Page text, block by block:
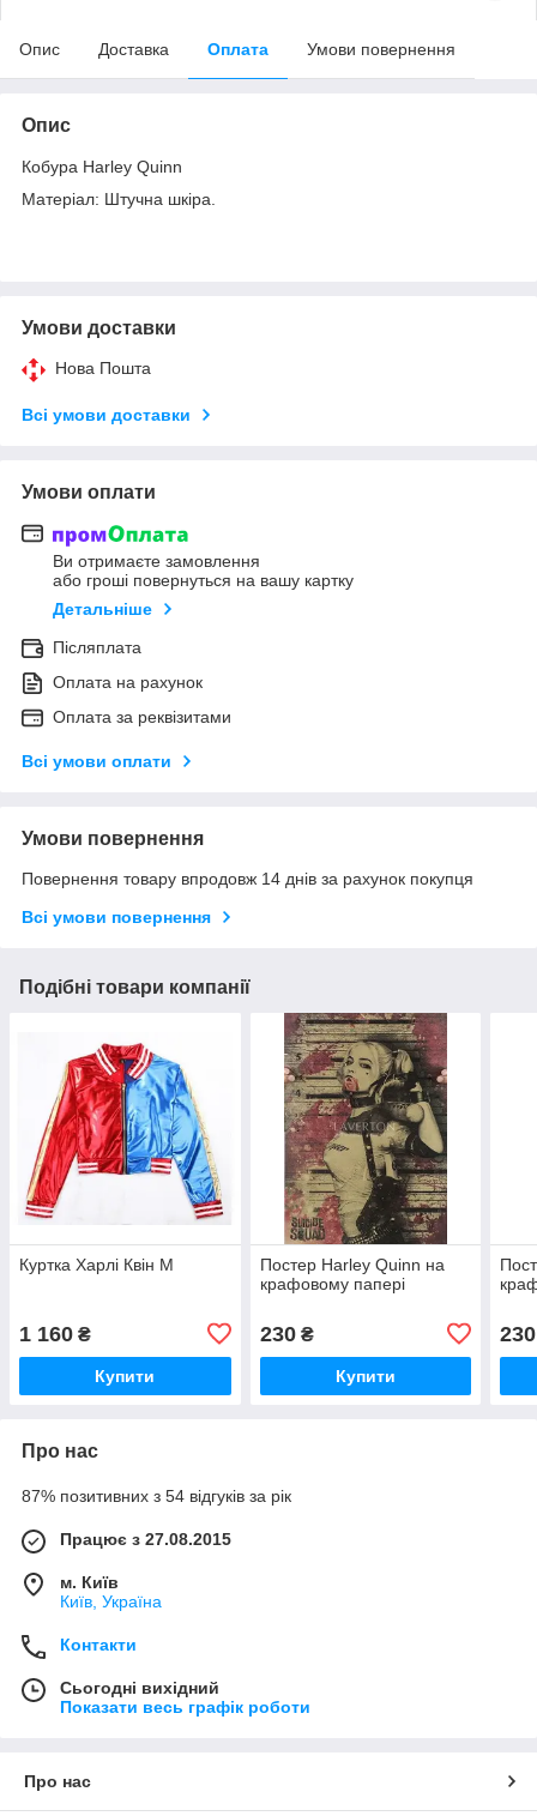
Опис Доставка Оплата Умови повернення
Опис
Кобура Harley Quinn
Матеріал: Штучна шкіра.
Умови доставки
Нова Пошта
Всі умови доставки
Умови оплати
Ви отримаєте замовлення
або гроші повернуться на вашу картку
Детальніше
Післяплата
Оплата на рахунок
Оплата за реквізитами
Всі умови оплати
Умови повернення
Повернення товару впродовж 14 днів за рахунок покупця
Всі умови повернення
Подібні товари компанії
Куртка Харлі Квін M
1 160 ₴
Купити
Постер Harley Quinn на
крафовому папері
230₴
Купити
230
Про нас
87% позитивних з 54 відгуків за рік
Працює з 27.08.2015
м. Київ
Київ, Україна
Контакти
Сьогодні вихідний
Показати весь графік роботи
Про нас